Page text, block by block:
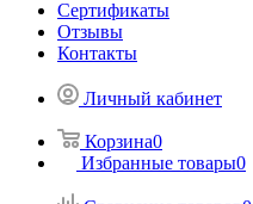
Сертификаты
Отзывы
Контакты
Личный кабинет
Корзина0
Избранные товары0